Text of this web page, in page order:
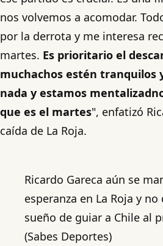
nos volvemos a acomodar.
por la derrota y me interesa
martes. Es prioritario el
muchachos estén tranquilos
nada y estamos
que es el martes", enfatizó
caída de La Roja.
Ricardo Gareca aún se
esperanza en La Roja y
sueño de guiar a Chile al
(Sabes Deportes)